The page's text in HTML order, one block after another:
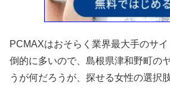
PCMAXはおそらく業界最大手のサ
倒的に多いので、島根県津和野町の
うが何だろうが、探せる女性の選択